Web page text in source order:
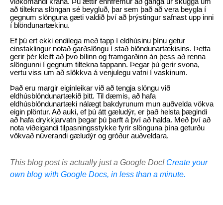
viðkomandi krana. Þú ættir ennfremur að ganga úr skugga um
að tiltekna slöngan sé beygluð, þar sem það að vera beygla í
gegnum slönguna gæti valdið því að þrýstingur safnast upp inni
í blöndunartækinu.
Ef þú ert ekki endilega með tapp í eldhúsinu þínu getur
einstaklingur notað garðslöngu í stað blöndunartækisins. Þetta
gerir þér kleift að þvo bílinn og framgarðinn án þess að renna
slöngunni í gegnum tiltekna tappann. Þegar þú gerir svona,
vertu viss um að slökkva á venjulegu vatni í vaskinum.
Það eru margir eiginleikar við að tengja slöngu við
eldhúsblöndunartækið þitt. Til dæmis, að hafa
eldhúsblöndunartæki nálægt bakdyrunum mun auðvelda vökva
eigin plöntur. Að auki, ef þú átt gæludýr, er það helsta þægindi
að hafa drykkjarvatn þegar þú þarft á því að halda. Með því að
nota viðeigandi tilpasningsstykke fyrir slönguna þína geturðu
vökvað núverandi gæludýr og gróður auðveldara.
This blog post is actually just a Google Doc! Create your
own blog with Google Docs, in less than a minute.